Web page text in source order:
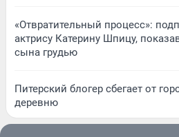
«Отвратительный процесс»:
актрису Катерину Шпицу,
сына грудью
Питерский блогер сбегает от
деревню